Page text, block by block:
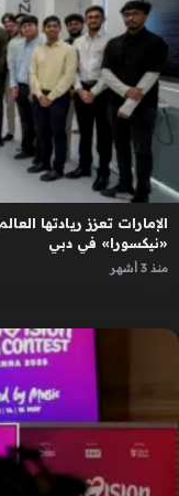
الإمارات تعزز ريادتها
«نيكسورا» في دبي
منذ 3 أشهر